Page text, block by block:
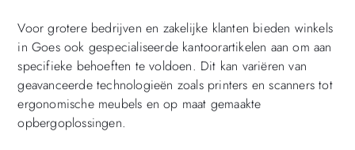
Voor grotere bedrijven en zakelijke klanten bieden winkels
in Goes ook gespecialiseerde kantoorartikelen aan om aan
specifieke behoeften te voldoen. Dit kan variëren van
geavanceerde technologieën zoals printers en scanners tot
ergonomische meubels en op maat gemaakte
opbergoplossingen.